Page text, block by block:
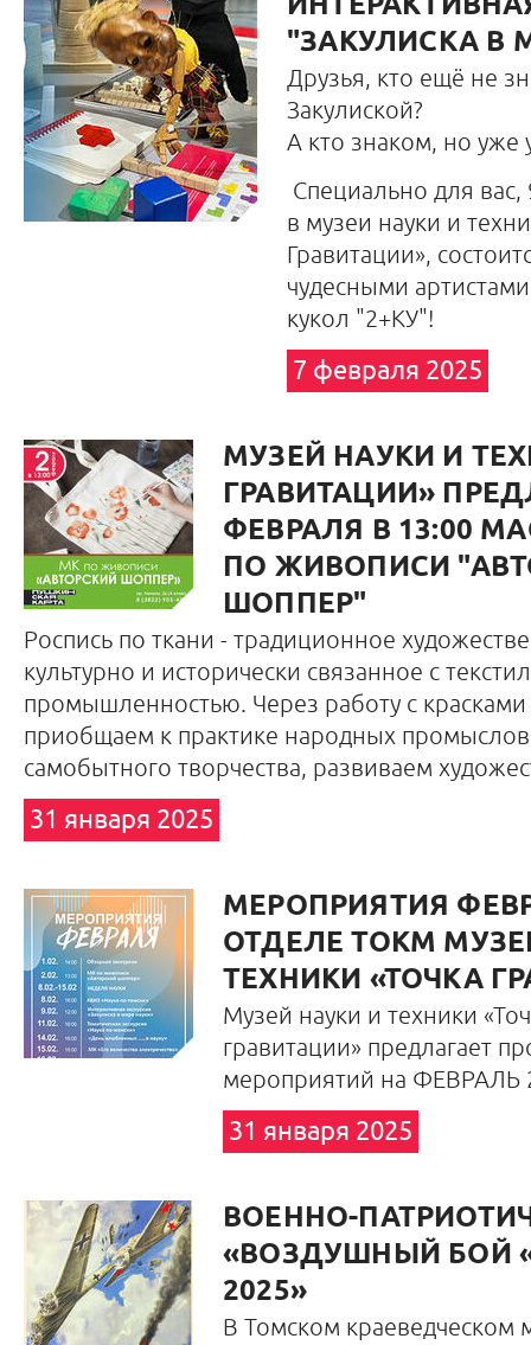
"ЗАКУЛИСКА В
Друзья, кто ещё не
Закулиской?
А кто знаком, но уже
Специально для
в музеи науки и
Гравитации»,
чудесными
кукол "2+КУ"!
7 февраля 2025
МУЗЕЙ НАУКИ И
ГРАВИТАЦИИ»
ФЕВРАЛЯ В 13:00
ПО ЖИВОПИСИ
ШОППЕР"
Роспись по ткани - традиционное
культурно и исторически связанное с
промышленностью. Через работу с
приобщаем к практике народных промыслов
самобытного творчества, развиваем
31 января 2025
МЕРОПРИЯТИЯ
ОТДЕЛЕ ТОКМ
ТЕХНИКИ «ТОЧКА
Музей науки и техники
гравитации» предлагает
мероприятий на ФЕВРАЛЬ
31 января 2025
ВОЕННО-
«ВОЗДУШНЫЙ БОЙ
2025»
В Томском краеведческом